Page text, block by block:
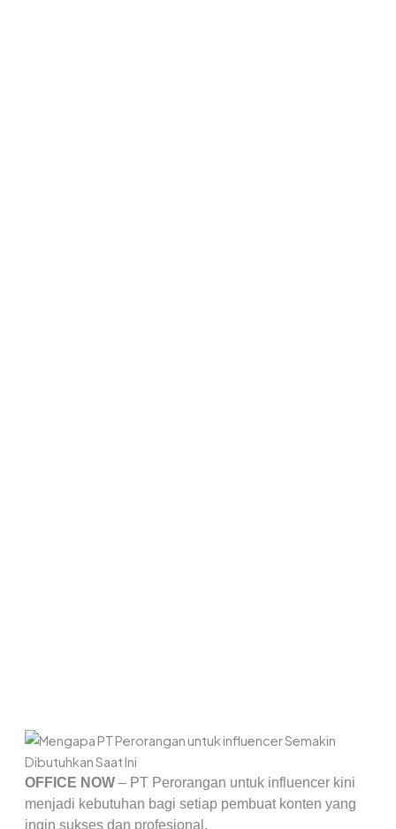
OFFICE NOW– PT Perorangan untuk influencer kini
menjadi kebutuhan bagi setiap pembuat konten yang
ingin sukses dan profesional.